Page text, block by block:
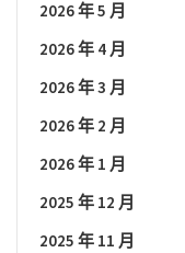
2026 年 5 月
2026 年 4 月
2026 年 3 月
2026 年 2 月
2026 年 1 月
2025 年 12 月
2025 年 11 月